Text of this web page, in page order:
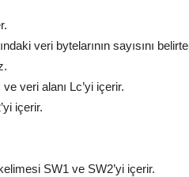
veri bytelarının sayısını
veri alanı Lc’yi içerir.
içerir.
SW1 ve SW2’yi içerir.